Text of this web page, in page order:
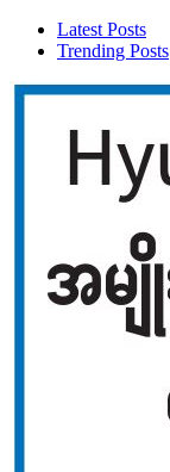
Latest Posts
Trending Posts